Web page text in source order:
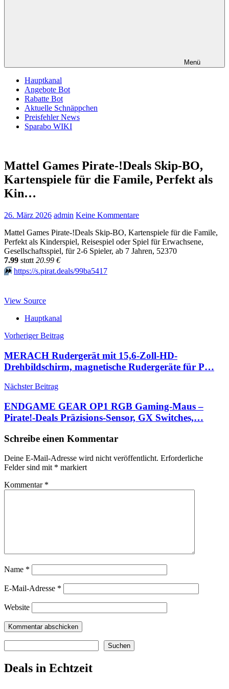
Menü
Hauptkanal
Angebote Bot
Rabatte Bot
Aktuelle Schnäppchen
Preisfehler News
Sparabo WIKI
Mattel Games Pirate-!Deals Skip-BO,
Kartenspiele für die Famile, Perfekt als
Kin…
26. März 2026 admin Keine Kommentare
Mattel Games Pirate-!Deals Skip-BO, Kartenspiele für die Famile,
Perfekt als Kinderspiel, Reisespiel oder Spiel für Erwachsene,
Gesellschaftsspiel, für 2-6 Spieler, ab 7 Jahren, 52370
7.99 stαtt 20.99 €
⏩️ https://s.pirat.deals/99ba5417
View Source
Hauptkanal
Beitragsnavigation
Vorheriger Beitrag
MERACH Rudergerät mit 15,6-Zoll-HD-
Drehbildschirm, magnetische Rudergeräte für P…
Nächster Beitrag
ENDGAME GEAR OP1 RGB Gaming-Maus –
Pirate!-Deals Präzisions-Sensor, GX Switches,…
Schreibe einen Kommentar
Deine E-Mail-Adresse wird nicht veröffentlicht. Erforderliche
Felder sind mit * markiert
Kommentar *
Name *
E-Mail-Adresse *
Website
Suchen
Deals in Echtzeit